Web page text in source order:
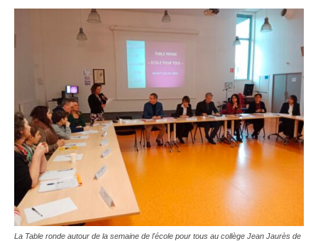
La Table ronde autour de la semaine de l'école pour tous au collège Jean Jaurès de